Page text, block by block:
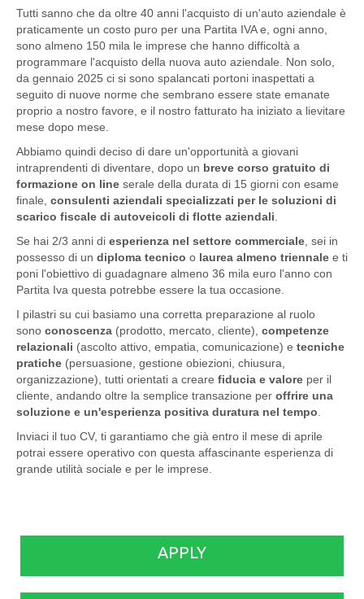
Tutti sanno che da oltre 40 anni l'acquisto di un'auto aziendale è
praticamente un costo puro per una Partita IVA e, ogni anno,
sono almeno 150 mila le imprese che hanno difficoltà a
programmare l'acquisto della nuova auto aziendale. Non solo,
da gennaio 2025 ci si sono spalancati portoni inaspettati a
seguito di nuove norme che sembrano essere state emanate
proprio a nostro favore, e il nostro fatturato ha iniziato a lievitare
mese dopo mese.
Abbiamo quindi deciso di dare un'opportunità a giovani
intraprendenti di diventare, dopo un breve corso gratuito di
formazione on line serale della durata di 15 giorni con esame
finale, consulenti aziendali specializzati per le soluzioni di
scarico fiscale di autoveicoli di flotte aziendali.
Se hai 2/3 anni di esperienza nel settore commerciale, sei in
possesso di un diploma tecnico o laurea almeno triennale e ti
poni l'obiettivo di guadagnare almeno 36 mila euro l'anno con
Partita Iva questa potrebbe essere la tua occasione.
I pilastri su cui basiamo una corretta preparazione al ruolo
sono conoscenza (prodotto, mercato, cliente), competenze
relazionali (ascolto attivo, empatia, comunicazione) e tecniche
pratiche (persuasione, gestione obiezioni, chiusura,
organizzazione), tutti orientati a creare fiducia e valore per il
cliente, andando oltre la semplice transazione per offrire una
soluzione e un'esperienza positiva duratura nel tempo.
Inviaci il tuo CV, ti garantiamo che già entro il mese di aprile
potrai essere operativo con questa affascinante esperienza di
grande utilità sociale e per le imprese.
APPLY